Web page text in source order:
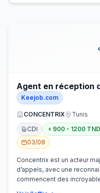
Agent en réception
Keejob.com
CONCENTRIX
Tunis
CDI
900 - 1200 TND
03/08
Concentrix est un acteur
d’appels, avec une
commencent des